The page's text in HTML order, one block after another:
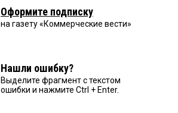
Оформите подписку
на газету «Коммерческие вести»
Нашли ошибку?
Выделите фрагмент с текстом
ошибки и нажмите Ctrl + Enter.